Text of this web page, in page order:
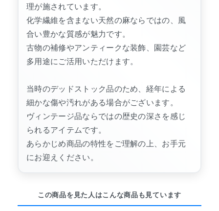
理が施されています。
化学繊維を含まない天然の麻ならではの、風
合い豊かな質感が魅力です。
古物の補修やアンティークな装飾、園芸など
多用途にご活用いただけます。
当時のデッドストック品のため、経年による
細かな傷や汚れがある場合がございます。
ヴィンテージ品ならではの歴史の深さを感じ
られるアイテムです。
あらかじめ商品の特性をご理解の上、お手元
にお迎えください。
この商品を見た人はこんな商品も見ています